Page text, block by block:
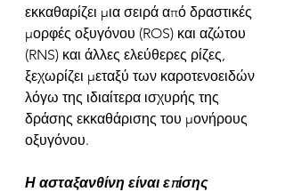
εκκαθαρίζει μια σειρά από δραστικές
μορφές οξυγόνου (ROS) και αζώτου
(RNS) και άλλες ελεύθερες ρίζες,
ξεχωρίζει μεταξύ των καροτενοειδών
λόγω της ιδιαίτερα ισχυρής της
δράσης εκκαθάρισης του μονήρους
οξυγόνου.
Η ασταξανθίνη είναι επίσης